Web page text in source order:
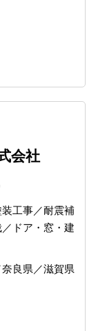
会社
工事／耐震補
ドア・窓・建
良県／滋賀県